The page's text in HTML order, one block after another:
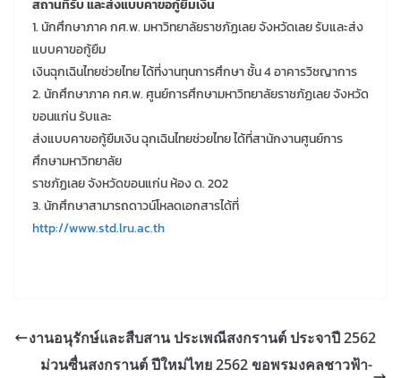
สถานที่รับ และส่งแบบคาขอกู้ยืมเงิน
1. นักศึกษาภาค กศ.พ. มหาวิทยาลัยราชภัฏเลย จังหวัดเลย รับและส่ง
แบบคาขอกู้ยืม
เงินฉุกเฉินไทยช่วยไทย ได้ที่งานทุนการศึกษา ชั้น 4 อาคารวิชญาการ
2. นักศึกษาภาค กศ.พ. ศูนย์การศึกษามหาวิทยาลัยราชภัฏเลย จังหวัด
ขอนแก่น รับและ
ส่งแบบคาขอกู้ยืมเงิน ฉุกเฉินไทยช่วยไทย ได้ที่สานักงานศูนย์การ
ศึกษามหาวิทยาลัย
ราชภัฏเลย จังหวัดขอนแก่น ห้อง ด. 202
3. นักศึกษาสามารถดาวน์โหลดเอกสารได้ที่
http://www.std.lru.ac.th
งานอนุรักษ์และสืบสาน ประเพณีสงกรานต์ ประจาปี 2562
ม่วนซื่นสงกรานต์ ปีใหม่ไทย 2562 ขอพรมงคลชาวฟ้า-